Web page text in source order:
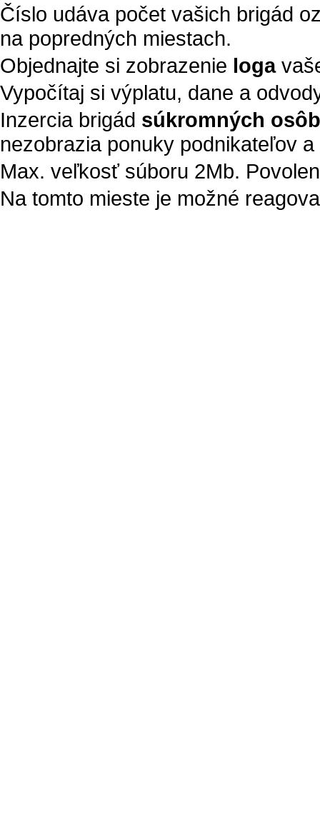
Číslo udáva počet vašich brigád
na popredných miestach.
Objednajte si zobrazenie loga
Vypočítaj si výplatu, dane a
Inzercia brigád súkromných osôb
nezobrazia ponuky podnikateľov
Max. veľkosť súboru 2Mb.
Na tomto mieste je možné